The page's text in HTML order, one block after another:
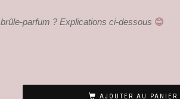
parfum ? Explications ci-dessous 😊
AJOUTER AU PANIER